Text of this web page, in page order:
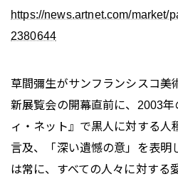
https://news.artnet.com/market/
2380644
草間彌生がサンフランシスコ美
新展覧会の開幕直前に、2003
ィ・ネット』で黒人に対する人
言及、「深い遺憾の意」を表明
は常に、すべての人々に対する